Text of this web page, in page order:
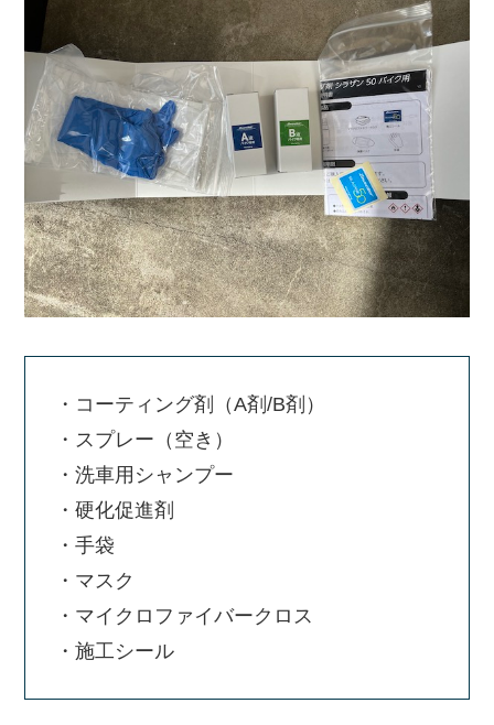
・コーティング剤（A剤/B剤）
・スプレー（空き）
・洗車用シャンプー
・硬化促進剤
・手袋
・マスク
・マイクロファイバークロス
・施工シール